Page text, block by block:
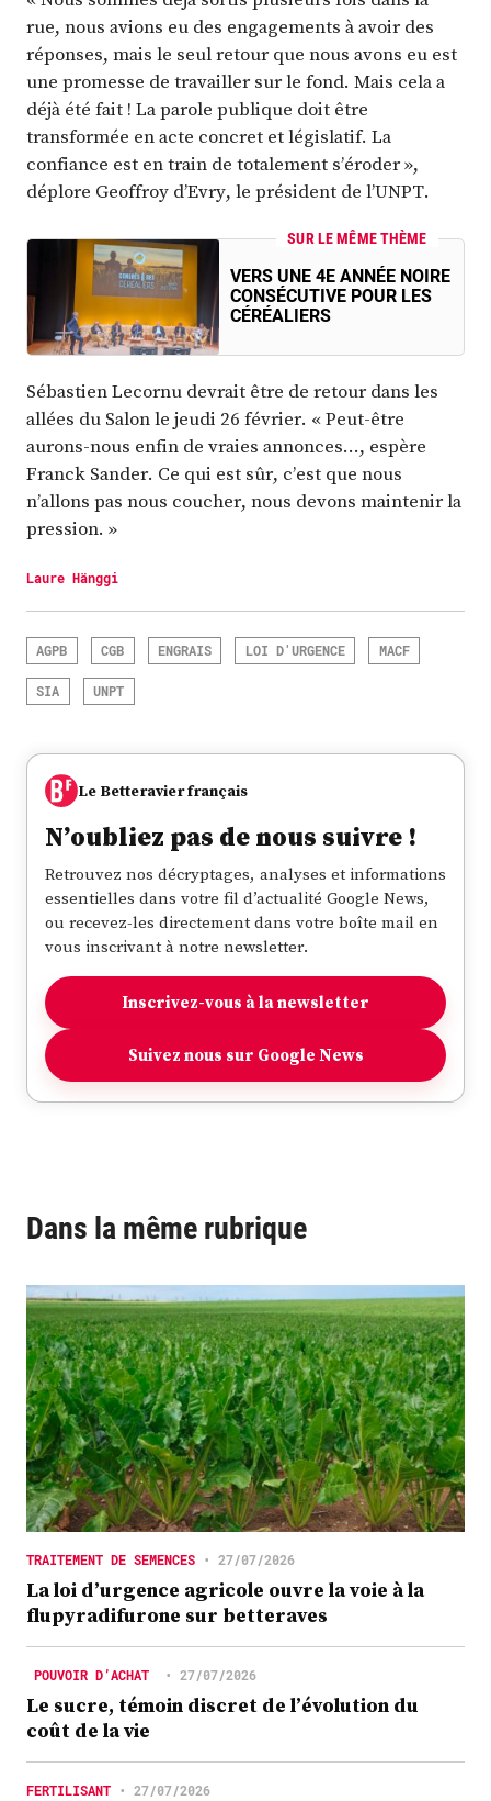
rue, nous avions eu des engagements à avoir des
réponses, mais le seul retour que nous avons eu est
une promesse de travailler sur le fond. Mais cela a
déjà été fait ! La parole publique doit être
transformée en acte concret et législatif. La
confiance est en train de totalement s’éroder »,
déplore Geoffroy d’Evry, le président de l’UNPT.
SUR LE MÊME THÈME
VERS UNE 4E ANNÉE NOIRE
CONSÉCUTIVE POUR LES
CÉRÉALIERS
Sébastien Lecornu devrait être de retour dans les
allées du Salon le jeudi 26 février. « Peut-être
aurons-nous enfin de vraies annonces…, espère
Franck Sander. Ce qui est sûr, c’est que nous
n’allons pas nous coucher, nous devons maintenir la
pression. »
Laure Hänggi
AGPB CGB ENGRAIS LOI D'URGENCE MACF
SIA UNPT
Le Betteravier français
N’oubliez pas de nous suivre !
Retrouvez nos décryptages, analyses et informations
essentielles dans votre fil d’actualité Google News,
ou recevez-les directement dans votre boîte mail en
vous inscrivant à notre newsletter.
Inscrivez-vous à la newsletter
Suivez nous sur Google News
Dans la même rubrique
TRAITEMENT DE SEMENCES • 27/07/2026
La loi d’urgence agricole ouvre la voie à la
flupyradifurone sur betteraves
POUVOIR D’ACHAT • 27/07/2026
Le sucre, témoin discret de l’évolution du
coût de la vie
FERTILISANT • 27/07/2026